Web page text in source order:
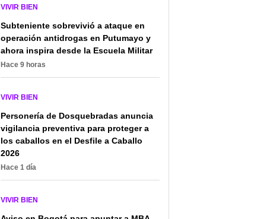
VIVIR BIEN
Subteniente sobrevivió a ataque en
operación antidrogas en Putumayo y
ahora inspira desde la Escuela Militar
Hace 9 horas
VIVIR BIEN
Personería de Dosquebradas anuncia
vigilancia preventiva para proteger a
los caballos en el Desfile a Caballo
2026
Hace 1 día
VIVIR BIEN